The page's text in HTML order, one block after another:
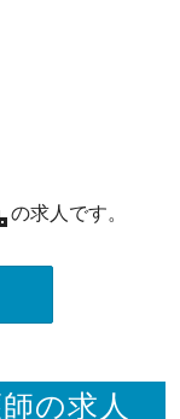
の求人です。
の求人